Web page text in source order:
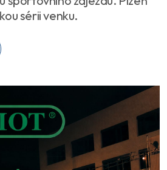
sérii venku.